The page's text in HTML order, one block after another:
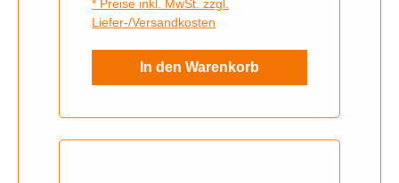
* Preise inkl. MwSt. zzgl.
Liefer-/Versandkosten
In den Warenkorb